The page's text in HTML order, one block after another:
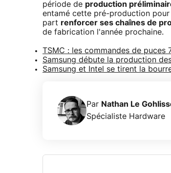
période de production
entamé cette pré-production
part renforcer ses chaînes de
de fabrication l'année prochaine.
TSMC : les commandes de puces
Samsung débute la production
Samsung et Intel se tirent la
Par Nathan Le
Spécialiste Hardware